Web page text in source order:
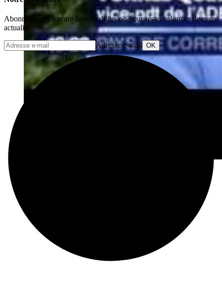
Abonnez-vous à notre liste de diffusion pour rester informer de notre
actualité.
Adresse e-mail